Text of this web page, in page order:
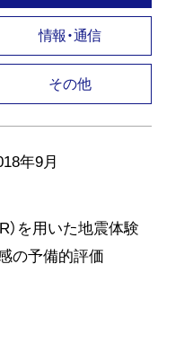
情報・通信
その他
年9月
）を用いた地震体験
の予備的評価